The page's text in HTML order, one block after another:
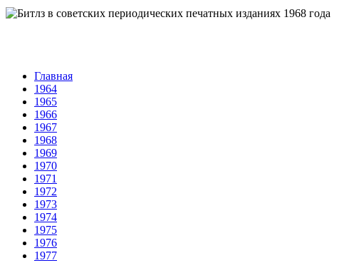
Главная
1964
1965
1966
1967
1968
1969
1970
1971
1972
1973
1974
1975
1976
1977